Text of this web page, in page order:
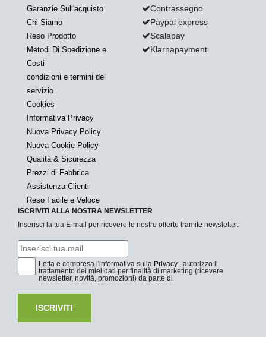
Garanzie Sull'acquisto
Chi Siamo
Reso Prodotto
Metodi Di Spedizione e
Costi
condizioni e termini del
servizio
Cookies
Informativa Privacy
Nuova Privacy Policy
Nuova Cookie Policy
Qualità & Sicurezza
Prezzi di Fabbrica
Assistenza Clienti
Reso Facile e Veloce
Contrassegno
Paypal express
Scalapay
Klarnapayment
ISCRIVITI ALLA NOSTRA NEWSLETTER
Inserisci la tua E-mail per ricevere le nostre offerte tramite newsletter.
Letta e compresa l'informativa sulla Privacy , autorizzo il
trattamento dei miei dati per finalità di marketing (ricevere
newsletter, novità, promozioni) da parte di
ISCRIVITI